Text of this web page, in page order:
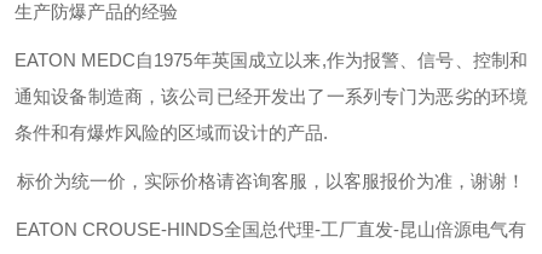
生产防爆产品的经验
EATON MEDC自1975年英国成立以来,作为报警、信号、控制和
通知设备制造商，该公司已经开发出了一系列专门为恶劣的环境
条件和有爆炸风险的区域而设计的产品.
标价为统一价，实际价格请咨询客服，以客服报价为准，谢谢！
EATON CROUSE-HINDS全国总代理-工厂直发-昆山倍源电气有